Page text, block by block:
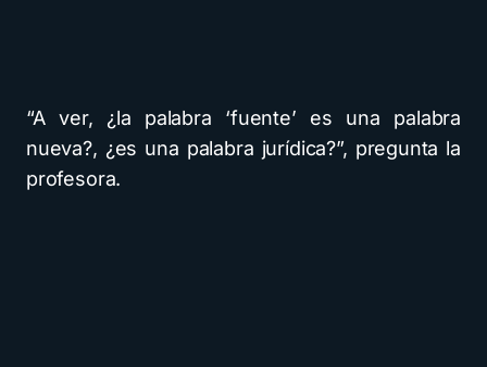
“A ver, ¿la palabra ‘fuente’ es una palabra
nueva?, ¿es una palabra jurídica?”, pregunta la
profesora.